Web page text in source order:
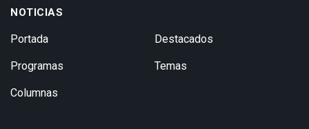
NOTICIAS
Portada
Programas
Columnas
Destacados
Temas